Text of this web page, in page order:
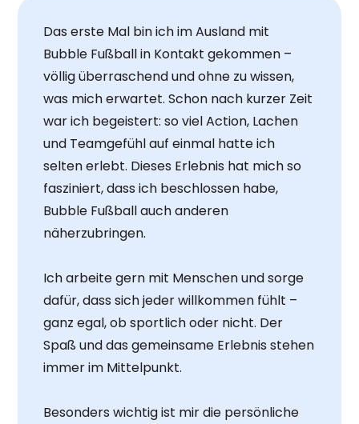
Das erste Mal bin ich im Ausland mit
Bubble Fußball in Kontakt gekommen –
völlig überraschend und ohne zu wissen,
was mich erwartet. Schon nach kurzer Zeit
war ich begeistert: so viel Action, Lachen
und Teamgefühl auf einmal hatte ich
selten erlebt. Dieses Erlebnis hat mich so
fasziniert, dass ich beschlossen habe,
Bubble Fußball auch anderen
näherzubringen.
Ich arbeite gern mit Menschen und sorge
dafür, dass sich jeder willkommen fühlt –
ganz egal, ob sportlich oder nicht. Der
Spaß und das gemeinsame Erlebnis stehen
immer im Mittelpunkt.
Besonders wichtig ist mir die persönliche